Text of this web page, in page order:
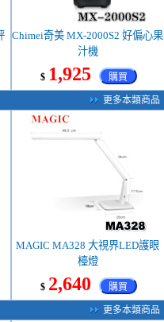
Chimei奇美 MX-2000S2 好偏心果
汁機
$ 1,925 購買
更多本類商品
MAGIC MA328 大視界LED護眼
檯燈
$ 2,640 購買
更多本類商品